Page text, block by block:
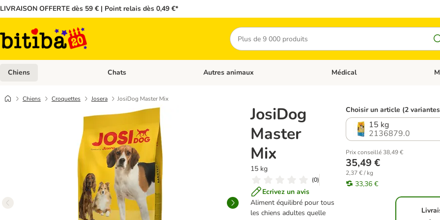
LIVRAISON OFFERTE dès 59 € | Point relais dès 0,49 €*
Rechercher
Chiens Dérouler les catégories: Chiens
Chats Dérouler les catégories: Chats
Autres animaux Dérouler les catégories: Autres
Médical
Chiens Croquettes Josera JosiDog Master Mix
JosiDog
Master
Mix
15 kg
(0)
Ecrivez un avis
Aliment équilibré pour tous
les chiens adultes quelle
Choisir un article (2
15 kg
2136879.0
Prix conseillé 38,49 €
35,49 €
2,37 € / kg
33,36 €